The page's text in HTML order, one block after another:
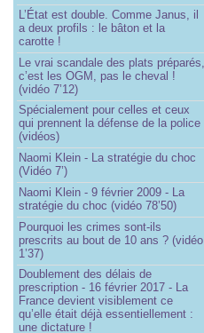
L’État est double. Comme Janus, il
a deux profils : le bâton et la
carotte !
Le vrai scandale des plats préparés,
c’est les OGM, pas le cheval !
(vidéo 7’12)
Spécialement pour celles et ceux
qui prennent la défense de la police
(vidéos)
Naomi Klein - La stratégie du choc
(Vidéo 7’)
Naomi Klein - 9 février 2009 - La
stratégie du choc (vidéo 78’50)
Pourquoi les crimes sont-ils
prescrits au bout de 10 ans ? (vidéo
1’37)
Doublement des délais de
prescription - 16 février 2017 - La
France devient visiblement ce
qu’elle était déjà essentiellement :
une dictature !